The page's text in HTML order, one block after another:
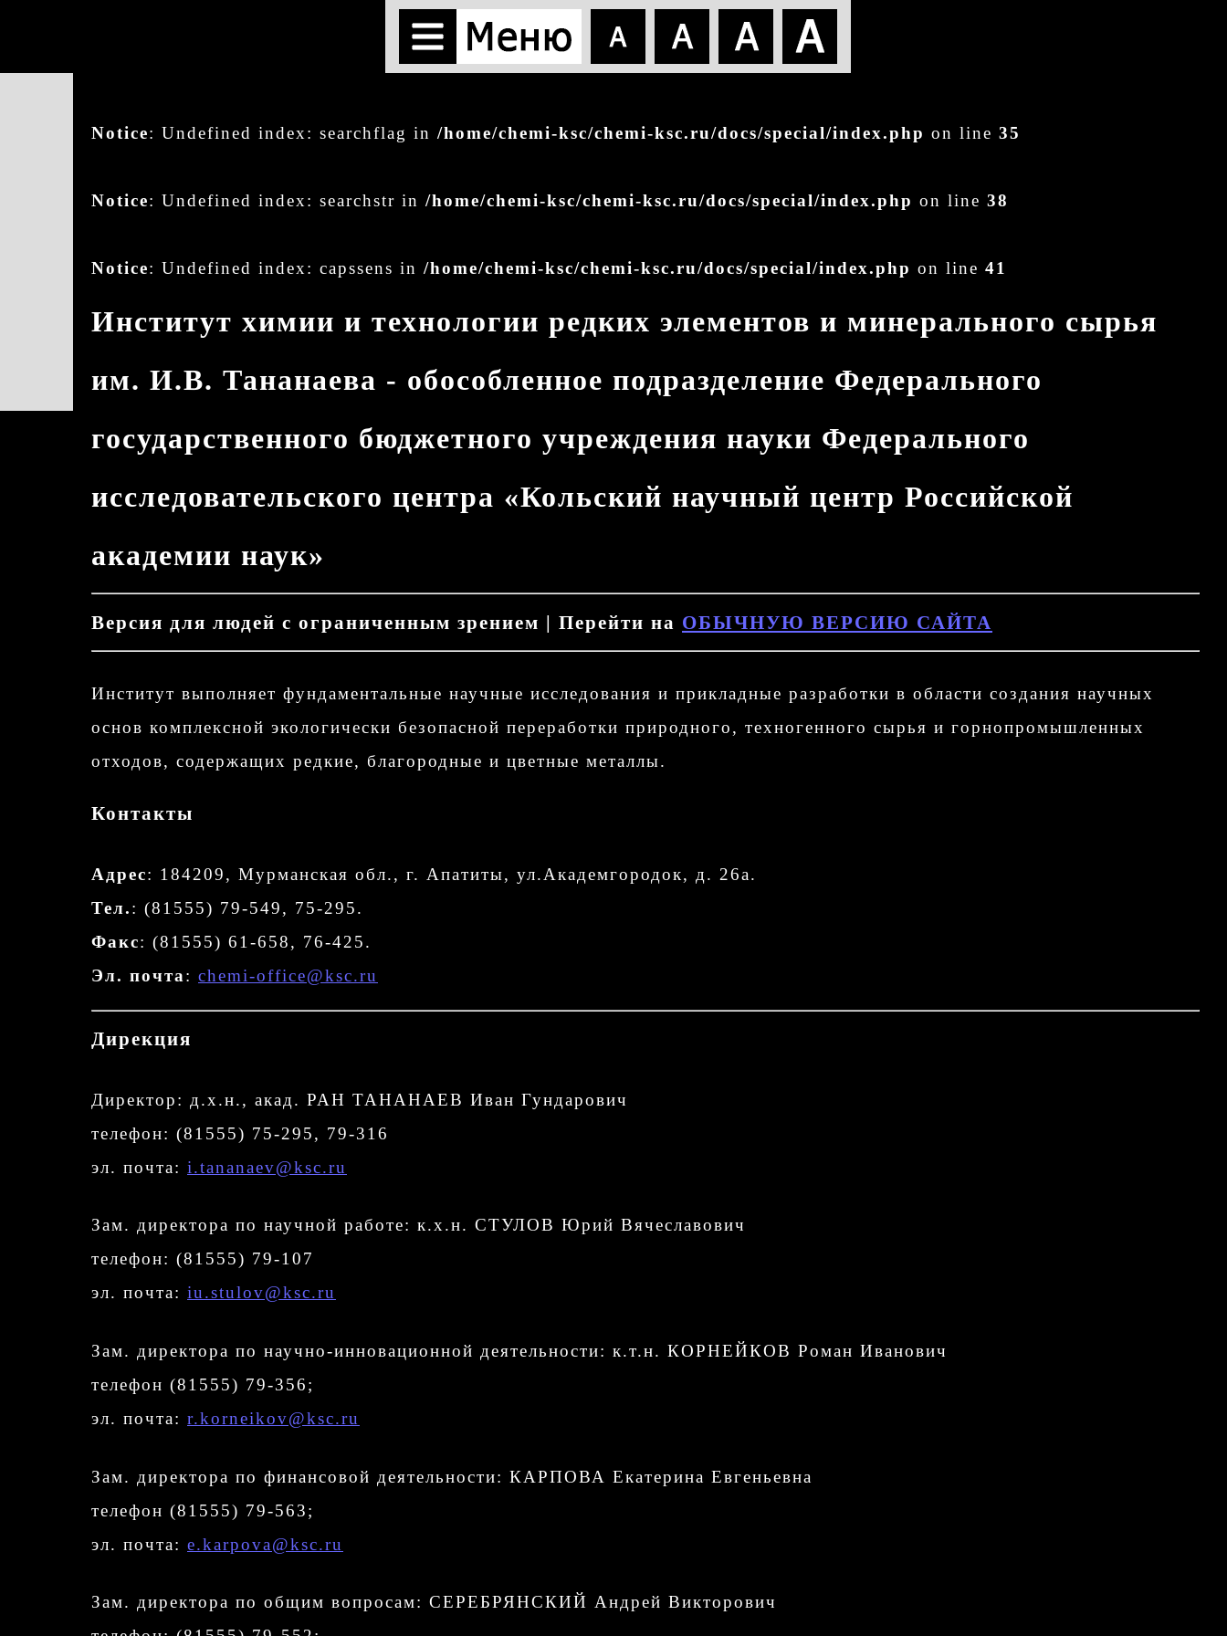
Notice: Undefined index: searchflag in /home/chemi-ksc/chemi-ksc.ru/docs/special/index.php on line 35
Notice: Undefined index: searchstr in /home/chemi-ksc/chemi-ksc.ru/docs/special/index.php on line 38
Notice: Undefined index: capssens in /home/chemi-ksc/chemi-ksc.ru/docs/special/index.php on line 41
Институт химии и технологии редких элементов и минерального сырья
им. И.В. Тананаева - обособленное подразделение Федерального
государственного бюджетного учреждения науки Федерального
исследовательского центра «Кольский научный центр Российской
академии наук»
Версия для людей с ограниченным зрением | Перейти на ОБЫЧНУЮ ВЕРСИЮ САЙТА
Институт выполняет фундаментальные научные исследования и прикладные разработки в области создания научных
основ комплексной экологически безопасной переработки природного, техногенного сырья и горнопромышленных
отходов, содержащих редкие, благородные и цветные металлы.
Контакты
Адрес: 184209, Мурманская обл., г. Апатиты, ул.Академгородок, д. 26а.
Тел.: (81555) 79-549, 75-295.
Факс: (81555) 61-658, 76-425.
Эл. почта: chemi-office@ksc.ru
Дирекция
Директор: д.х.н., акад. РАН ТАНАНАЕВ Иван Гундарович
телефон: (81555) 75-295, 79-316
эл. почта: i.tananaev@ksc.ru
Зам. директора по научной работе: к.х.н. СТУЛОВ Юрий Вячеславович
телефон: (81555) 79-107
эл. почта: iu.stulov@ksc.ru
Зам. директора по научно-инновационной деятельности: к.т.н. КОРНЕЙКОВ Роман Иванович
телефон (81555) 79-356;
эл. почта: r.korneikov@ksc.ru
Зам. директора по финансовой деятельности: КАРПОВА Екатерина Евгеньевна
телефон (81555) 79-563;
эл. почта: e.karpova@ksc.ru
Зам. директора по общим вопросам: СЕРЕБРЯНСКИЙ Андрей Викторович